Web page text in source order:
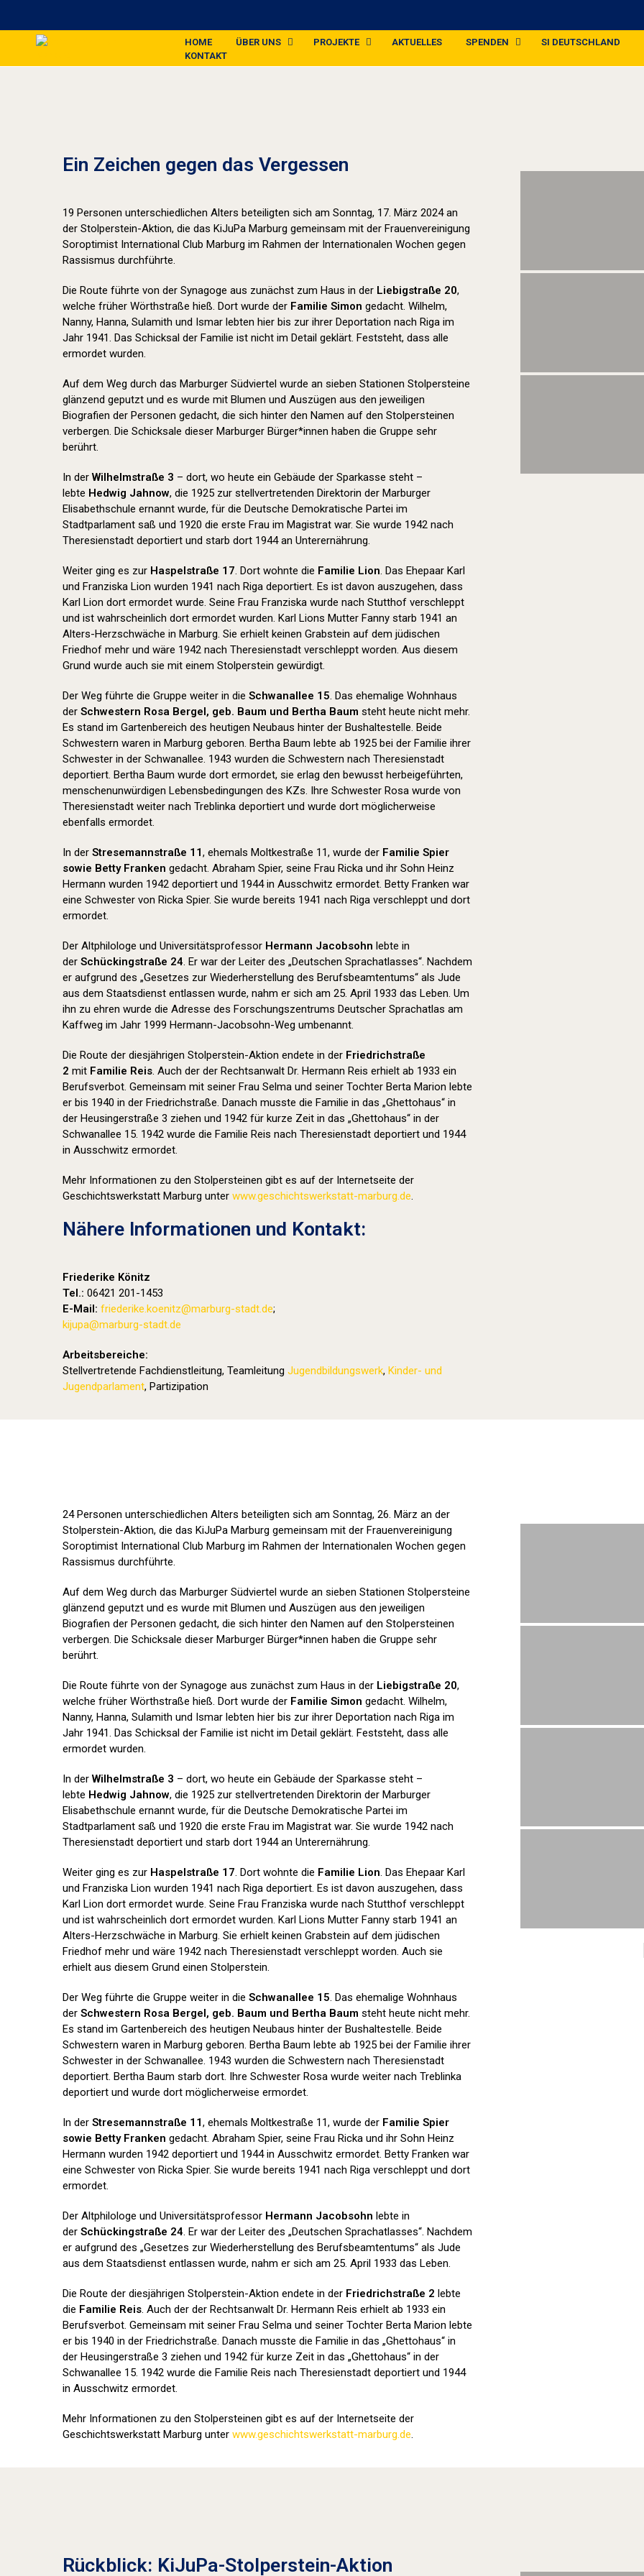
HOME ÜBER UNS PROJEKTE AKTUELLES SPENDEN
SI DEUTSCHLAND
KONTAKT
Ein Zeichen gegen das Vergessen
19 Personen unterschiedlichen Alters beteiligten sich am Sonntag, 17. März 2024 an
der Stolperstein-Aktion, die das KiJuPa Marburg gemeinsam mit der Frauenvereinigung
Soroptimist International Club Marburg im Rahmen der Internationalen Wochen gegen
Rassismus durchführte.
Die Route führte von der Synagoge aus zunächst zum Haus in der Liebigstraße 20,
welche früher Wörthstraße hieß. Dort wurde der Familie Simon gedacht. Wilhelm,
Nanny, Hanna, Sulamith und Ismar lebten hier bis zur ihrer Deportation nach Riga im
Jahr 1941. Das Schicksal der Familie ist nicht im Detail geklärt. Feststeht, dass alle
ermordet wurden.
Auf dem Weg durch das Marburger Südviertel wurde an sieben Stationen Stolpersteine
glänzend geputzt und es wurde mit Blumen und Auszügen aus den jeweiligen
Biografien der Personen gedacht, die sich hinter den Namen auf den Stolpersteinen
verbergen. Die Schicksale dieser Marburger Bürger*innen haben die Gruppe sehr
berührt.
In der Wilhelmstraße 3 – dort, wo heute ein Gebäude der Sparkasse steht –
lebte Hedwig Jahnow, die 1925 zur stellvertretenden Direktorin der Marburger
Elisabethschule ernannt wurde, für die Deutsche Demokratische Partei im
Stadtparlament saß und 1920 die erste Frau im Magistrat war. Sie wurde 1942 nach
Theresienstadt deportiert und starb dort 1944 an Unterernährung.
Weiter ging es zur Haspelstraße 17. Dort wohnte die Familie Lion. Das Ehepaar Karl
und Franziska Lion wurden 1941 nach Riga deportiert. Es ist davon auszugehen, dass
Karl Lion dort ermordet wurde. Seine Frau Franziska wurde nach Stutthof verschleppt
und ist wahrscheinlich dort ermordet wurden. Karl Lions Mutter Fanny starb 1941 an
Alters-Herzschwäche in Marburg. Sie erhielt keinen Grabstein auf dem jüdischen
Friedhof mehr und wäre 1942 nach Theresienstadt verschleppt worden. Aus diesem
Grund wurde auch sie mit einem Stolperstein gewürdigt.
Der Weg führte die Gruppe weiter in die Schwanallee 15. Das ehemalige Wohnhaus
der Schwestern Rosa Bergel, geb. Baum und Bertha Baum steht heute nicht mehr.
Es stand im Gartenbereich des heutigen Neubaus hinter der Bushaltestelle. Beide
Schwestern waren in Marburg geboren. Bertha Baum lebte ab 1925 bei der Familie ihrer
Schwester in der Schwanallee. 1943 wurden die Schwestern nach Theresienstadt
deportiert. Bertha Baum wurde dort ermordet, sie erlag den bewusst herbeigeführten,
menschenunwürdigen Lebensbedingungen des KZs. Ihre Schwester Rosa wurde von
Theresienstadt weiter nach Treblinka deportiert und wurde dort möglicherweise
ebenfalls ermordet.
In der Stresemannstraße 11, ehemals Moltkestraße 11, wurde der Familie Spier
sowie Betty Franken gedacht. Abraham Spier, seine Frau Ricka und ihr Sohn Heinz
Hermann wurden 1942 deportiert und 1944 in Ausschwitz ermordet. Betty Franken war
eine Schwester von Ricka Spier. Sie wurde bereits 1941 nach Riga verschleppt und dort
ermordet.
Der Altphilologe und Universitätsprofessor Hermann Jacobsohn lebte in
der Schückingstraße 24. Er war der Leiter des „Deutschen Sprachatlasses“. Nachdem
er aufgrund des „Gesetzes zur Wiederherstellung des Berufsbeamtentums“ als Jude
aus dem Staatsdienst entlassen wurde, nahm er sich am 25. April 1933 das Leben. Um
ihn zu ehren wurde die Adresse des Forschungszentrums Deutscher Sprachatlas am
Kaffweg im Jahr 1999 Hermann-Jacobsohn-Weg umbenannt.
Die Route der diesjährigen Stolperstein-Aktion endete in der Friedrichstraße
2 mit Familie Reis. Auch der der Rechtsanwalt Dr. Hermann Reis erhielt ab 1933 ein
Berufsverbot. Gemeinsam mit seiner Frau Selma und seiner Tochter Berta Marion lebte
er bis 1940 in der Friedrichstraße. Danach musste die Familie in das „Ghettohaus“ in
der Heusingerstraße 3 ziehen und 1942 für kurze Zeit in das „Ghettohaus“ in der
Schwanallee 15. 1942 wurde die Familie Reis nach Theresienstadt deportiert und 1944
in Ausschwitz ermordet.
Mehr Informationen zu den Stolpersteinen gibt es auf der Internetseite der
Geschichtswerkstatt Marburg unter www.geschichtswerkstatt-marburg.de.
Nähere Informationen und Kontakt:
Friederike Könitz
Tel.: 06421 201-1453
E-Mail: friederike.koenitz@marburg-stadt.de;
kijupa@marburg-stadt.de
Arbeitsbereiche:
Stellvertretende Fachdienstleitung, Teamleitung Jugendbildungswerk, Kinder- und
Jugendparlament, Partizipation
24 Personen unterschiedlichen Alters beteiligten sich am Sonntag, 26. März an der
Stolperstein-Aktion, die das KiJuPa Marburg gemeinsam mit der Frauenvereinigung
Soroptimist International Club Marburg im Rahmen der Internationalen Wochen gegen
Rassismus durchführte.
Auf dem Weg durch das Marburger Südviertel wurde an sieben Stationen Stolpersteine
glänzend geputzt und es wurde mit Blumen und Auszügen aus den jeweiligen
Biografien der Personen gedacht, die sich hinter den Namen auf den Stolpersteinen
verbergen. Die Schicksale dieser Marburger Bürger*innen haben die Gruppe sehr
berührt.
Die Route führte von der Synagoge aus zunächst zum Haus in der Liebigstraße 20,
welche früher Wörthstraße hieß. Dort wurde der Familie Simon gedacht. Wilhelm,
Nanny, Hanna, Sulamith und Ismar lebten hier bis zur ihrer Deportation nach Riga im
Jahr 1941. Das Schicksal der Familie ist nicht im Detail geklärt. Feststeht, dass alle
ermordet wurden.
In derWilhelmstraße 3 – dort, wo heute ein Gebäude der Sparkasse steht –
lebte Hedwig Jahnow, die 1925 zur stellvertretenden Direktorin der Marburger
Elisabethschule ernannt wurde, für die Deutsche Demokratische Partei im
Stadtparlament saß und 1920 die erste Frau im Magistrat war. Sie wurde 1942 nach
Theresienstadt deportiert und starb dort 1944 an Unterernährung.
Weiter ging es zur Haspelstraße 17. Dort wohnte die Familie Lion. Das Ehepaar Karl
und Franziska Lion wurden 1941 nach Riga deportiert. Es ist davon auszugehen, dass
Karl Lion dort ermordet wurde. Seine Frau Franziska wurde nach Stutthof verschleppt
und ist wahrscheinlich dort ermordet wurden. Karl Lions Mutter Fanny starb 1941 an
Alters-Herzschwäche in Marburg. Sie erhielt keinen Grabstein auf dem jüdischen
Friedhof mehr und wäre 1942 nach Theresienstadt verschleppt worden. Auch sie
erhielt aus diesem Grund einen Stolperstein.
Der Weg führte die Gruppe weiter in die Schwanallee 15. Das ehemalige Wohnhaus
der Schwestern Rosa Bergel, geb. Baum und Bertha Baum steht heute nicht mehr.
Es stand im Gartenbereich des heutigen Neubaus hinter der Bushaltestelle. Beide
Schwestern waren in Marburg geboren. Bertha Baum lebte ab 1925 bei der Familie ihrer
Schwester in der Schwanallee. 1943 wurden die Schwestern nach Theresienstadt
deportiert. Bertha Baum starb dort. Ihre Schwester Rosa wurde weiter nach Treblinka
deportiert und wurde dort möglicherweise ermordet.
In der Stresemannstraße 11, ehemals Moltkestraße 11, wurde der Familie Spier
sowie Betty Franken gedacht. Abraham Spier, seine Frau Ricka und ihr Sohn Heinz
Hermann wurden 1942 deportiert und 1944 in Ausschwitz ermordet. Betty Franken war
eine Schwester von Ricka Spier. Sie wurde bereits 1941 nach Riga verschleppt und dort
ermordet.
Der Altphilologe und Universitätsprofessor Hermann Jacobsohn lebte in
der Schückingstraße 24. Er war der Leiter des „Deutschen Sprachatlasses“. Nachdem
er aufgrund des „Gesetzes zur Wiederherstellung des Berufsbeamtentums“ als Jude
aus dem Staatsdienst entlassen wurde, nahm er sich am 25. April 1933 das Leben.
Die Route der diesjährigen Stolperstein-Aktion endete in der Friedrichstraße 2 lebte
die Familie Reis. Auch der der Rechtsanwalt Dr. Hermann Reis erhielt ab 1933 ein
Berufsverbot. Gemeinsam mit seiner Frau Selma und seiner Tochter Berta Marion lebte
er bis 1940 in der Friedrichstraße. Danach musste die Familie in das „Ghettohaus“ in
der Heusingerstraße 3 ziehen und 1942 für kurze Zeit in das „Ghettohaus“ in der
Schwanallee 15. 1942 wurde die Familie Reis nach Theresienstadt deportiert und 1944
in Ausschwitz ermordet.
Mehr Informationen zu den Stolpersteinen gibt es auf der Internetseite der
Geschichtswerkstatt Marburg unter www.geschichtswerkstatt-marburg.de.
Rückblick: KiJuPa-Stolperstein-Aktion